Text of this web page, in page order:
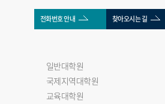
전화번호 안내 찾아오시는 길
일반대학원
국제지역대학원
교육대학원